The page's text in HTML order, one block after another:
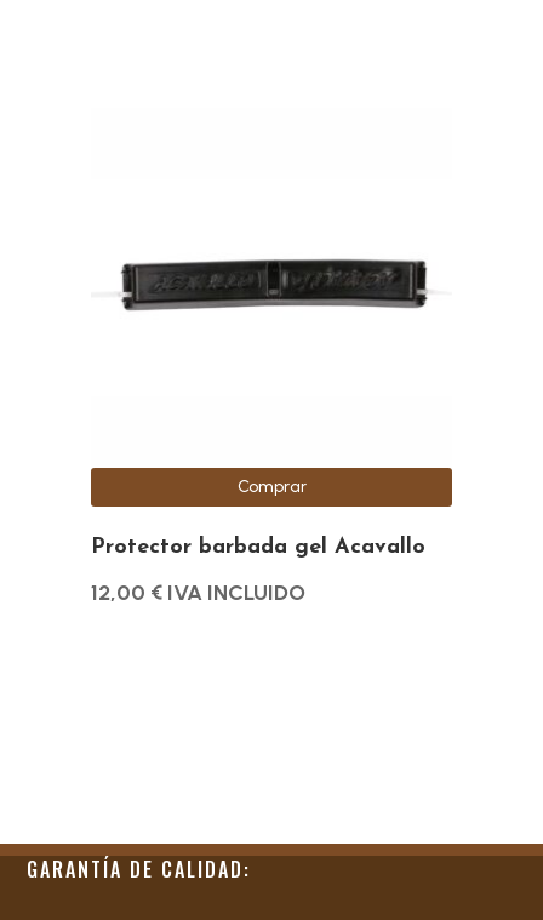
Protector barbada gel Acavallo
12,00 € IVA INCLUIDO
Comprar
GARANTÍA DE CALIDAD: